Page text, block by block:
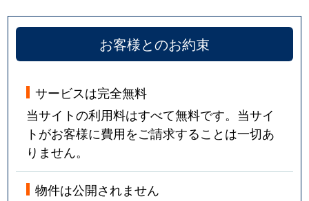
お客様とのお約束
サービスは完全無料
当サイトの利用料はすべて無料です。当サイ
トがお客様に費用をご請求することは一切あ
りません。
物件は公開されません